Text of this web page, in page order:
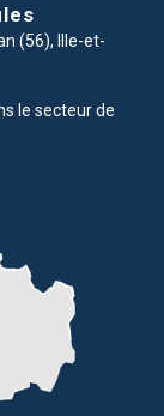
(56), Ille-et-
le secteur de